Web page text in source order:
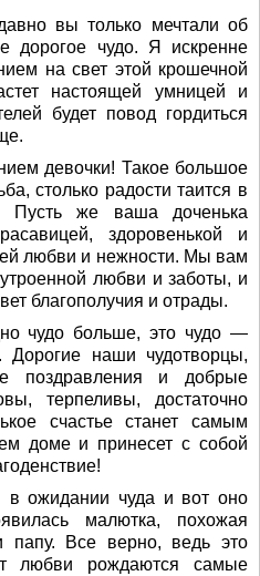
вы только мечтали об
чудо. Я искренне
на свет этой крошечной
настоящей умницей и
будет повод гордиться
девочки! Такое большое
столько радости таится в
Пусть же ваша доченька
здоровенькой и
любви и нежности. Мы вам
любви и заботы, и
благополучия и отрады.
чудо больше, это чудо —
Дорогие наши чудотворцы,
поздравления и добрые
терпеливы, достаточно
счастье станет самым
доме и принесет с собой
ожидании чуда и вот оно
малютка, похожая
Все верно, ведь это
любви рождаются самые